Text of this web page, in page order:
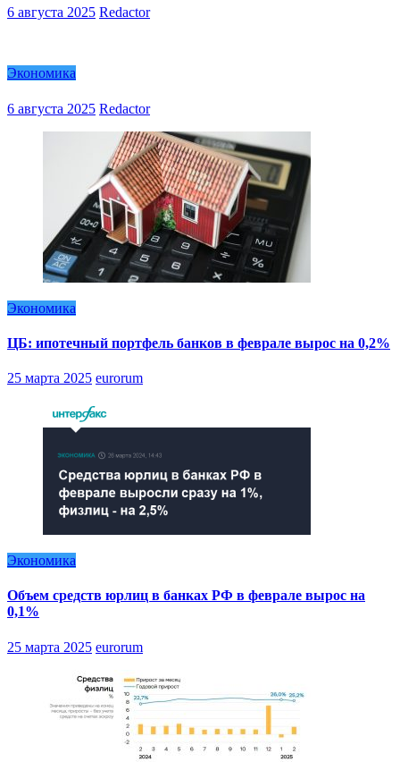
6 августа 2025 Redactor
Экономика
6 августа 2025 Redactor
Экономика
ЦБ: ипотечный портфель банков в феврале вырос на 0,2%
25 марта 2025 eurorum
Экономика
Объем средств юрлиц в банках РФ в феврале вырос на
0,1%
25 марта 2025 eurorum